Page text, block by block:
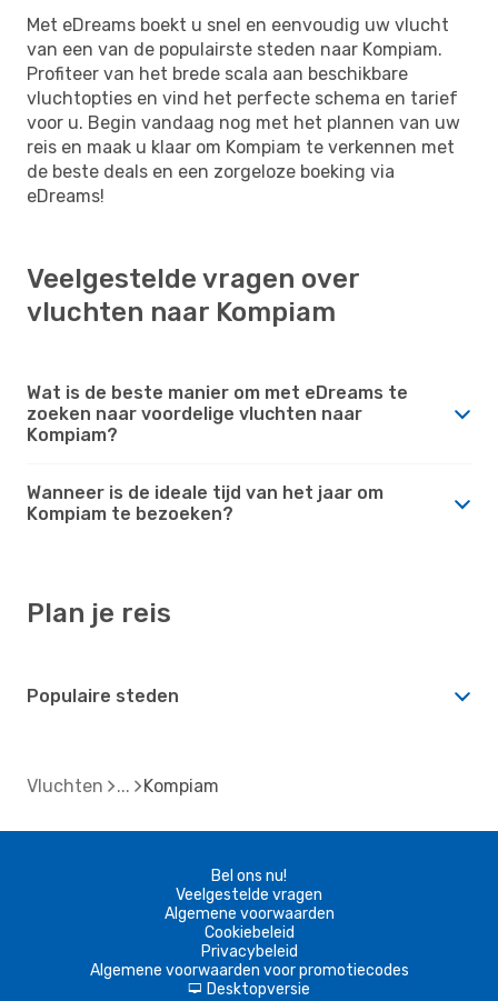
Met eDreams boekt u snel en eenvoudig uw vlucht
van een van de populairste steden naar Kompiam.
Profiteer van het brede scala aan beschikbare
vluchtopties en vind het perfecte schema en tarief
voor u. Begin vandaag nog met het plannen van uw
reis en maak u klaar om Kompiam te verkennen met
de beste deals en een zorgeloze boeking via
eDreams!
Veelgestelde vragen over
vluchten naar Kompiam
Wat is de beste manier om met eDreams te
zoeken naar voordelige vluchten naar
Kompiam?
Wanneer is de ideale tijd van het jaar om
Kompiam te bezoeken?
Plan je reis
Populaire steden
Vluchten Kompiam
Bel ons nu!
Veelgestelde vragen
Algemene voorwaarden
Cookiebeleid
Privacybeleid
Algemene voorwaarden voor promotiecodes
d Desktopversie